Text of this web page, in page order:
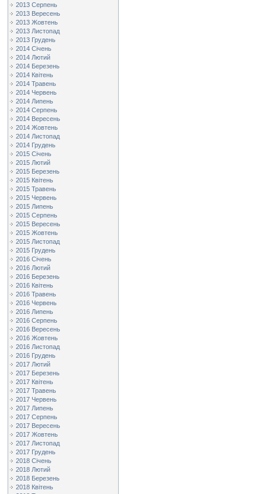
2013 Серпень
2013 Вересень
2013 Жовтень
2013 Листопад
2013 Грудень
2014 Січень
2014 Лютий
2014 Березень
2014 Квітень
2014 Травень
2014 Червень
2014 Липень
2014 Серпень
2014 Вересень
2014 Жовтень
2014 Листопад
2014 Грудень
2015 Січень
2015 Лютий
2015 Березень
2015 Квітень
2015 Травень
2015 Червень
2015 Липень
2015 Серпень
2015 Вересень
2015 Жовтень
2015 Листопад
2015 Грудень
2016 Січень
2016 Лютий
2016 Березень
2016 Квітень
2016 Травень
2016 Червень
2016 Липень
2016 Серпень
2016 Вересень
2016 Жовтень
2016 Листопад
2016 Грудень
2017 Лютий
2017 Березень
2017 Квітень
2017 Травень
2017 Червень
2017 Липень
2017 Серпень
2017 Вересень
2017 Жовтень
2017 Листопад
2017 Грудень
2018 Січень
2018 Лютий
2018 Березень
2018 Квітень